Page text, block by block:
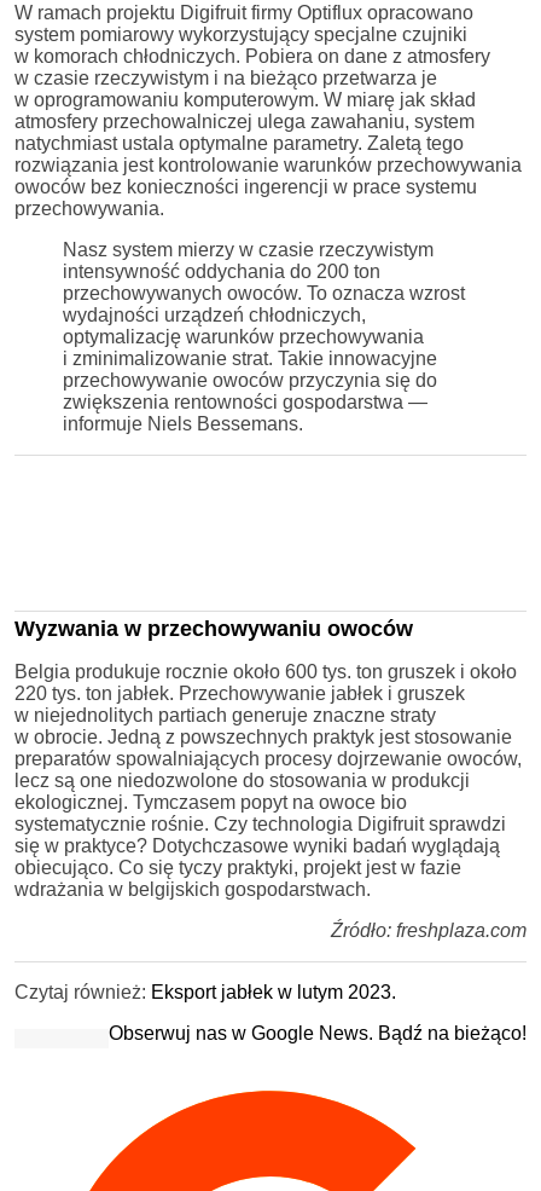
W ramach projektu Digifruit firmy Optiflux opracowano
system pomiarowy wykorzystujący specjalne czujniki
w komorach chłodniczych. Pobiera on dane z atmosfery
w czasie rzeczywistym i na bieżąco przetwarza je
w oprogramowaniu komputerowym. W miarę jak skład
atmosfery przechowalniczej ulega zawahaniu, system
natychmiast ustala optymalne parametry. Zaletą tego
rozwiązania jest kontrolowanie warunków przechowywania
owoców bez konieczności ingerencji w prace systemu
przechowywania.
Nasz system mierzy w czasie rzeczywistym
intensywność oddychania do 200 ton
przechowywanych owoców. To oznacza wzrost
wydajności urządzeń chłodniczych,
optymalizację warunków przechowywania
i zminimalizowanie strat. Takie innowacyjne
przechowywanie owoców przyczynia się do
zwiększenia rentowności gospodarstwa —
informuje Niels Bessemans.
Wyzwania w przechowywaniu owoców
Belgia produkuje rocznie około 600 tys. ton gruszek i około
220 tys. ton jabłek. Przechowywanie jabłek i gruszek
w niejednolitych partiach generuje znaczne straty
w obrocie. Jedną z powszechnych praktyk jest stosowanie
preparatów spowalniających procesy dojrzewanie owoców,
lecz są one niedozwolone do stosowania w produkcji
ekologicznej. Tymczasem popyt na owoce bio
systematycznie rośnie. Czy technologia Digifruit sprawdzi
się w praktyce? Dotychczasowe wyniki badań wyglądają
obiecująco. Co się tyczy praktyki, projekt jest w fazie
wdrażania w belgijskich gospodarstwach.
Źródło: freshplaza.com
Czytaj również: Eksport jabłek w lutym 2023.
Obserwuj nas w Google News. Bądź na bieżąco!